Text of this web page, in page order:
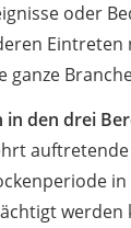
oder
ganze
den drei
werden